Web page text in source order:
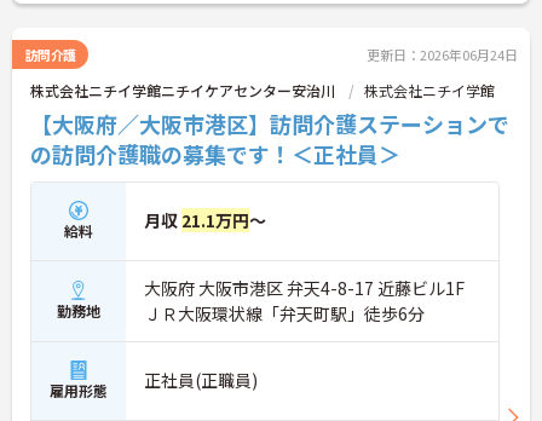
訪問介護 更新日：2026年06月24日
株式会社ニチイ学館ニチイケアセンター安治川 株式会社ニチイ学館
【大阪府／大阪市港区】訪問介護ステーションで
の訪問介護職の募集です！＜正社員＞
給料 月収 21.1万円～
勤務地
大阪府 大阪市港区 弁天4-8-17 近藤ビル1F
ＪＲ大阪環状線「弁天町駅」徒歩6分
雇用形態 正社員(正職員)